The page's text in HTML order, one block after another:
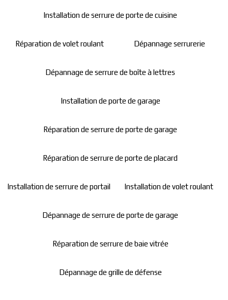
Installation de serrure de porte de cuisine
Réparation de volet roulant Dépannage serrurerie
Dépannage de serrure de boîte à lettres
Installation de porte de garage
Réparation de serrure de porte de garage
Réparation de serrure de porte de placard
Installation de serrure de portail Installation de volet roulant
Dépannage de serrure de porte de garage
Réparation de serrure de baie vitrée
Dépannage de grille de défense